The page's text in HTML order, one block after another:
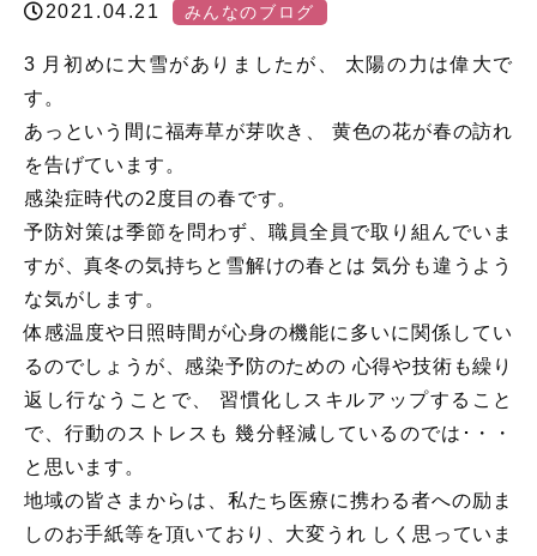
2021.04.21 みんなのブログ
3 月初めに大雪がありましたが、 太陽の力は偉大で
す。
あっという間に福寿草が芽吹き、 黄色の花が春の訪れ
を告げています。
感染症時代の2度目の春です。
予防対策は季節を問わず、職員全員で取り組んでいま
すが、真冬の気持ちと雪解けの春とは 気分も違うよう
な気がします。
体感温度や日照時間が心身の機能に多いに関係してい
るのでしょうが、感染予防のための 心得や技術も繰り
返し行なうことで、 習慣化しスキルアップすること
で、行動のストレスも 幾分軽減しているのでは･・・
と思います。
地域の皆さまからは、私たち医療に携わる者への励ま
しのお手紙等を頂いており、大変うれ しく思っていま